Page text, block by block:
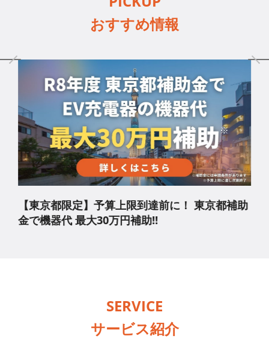
おすすめ情報
【東京都限定】予算上限到達前に！ 東京都補助
金で機器代 最大30万円補助!!
SERVICE
サービス紹介